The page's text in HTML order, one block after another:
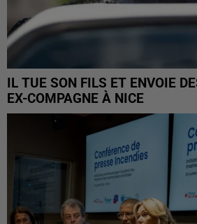
IL TUE SON FILS ET ENVOIE
EX-COMPAGNE À NICE